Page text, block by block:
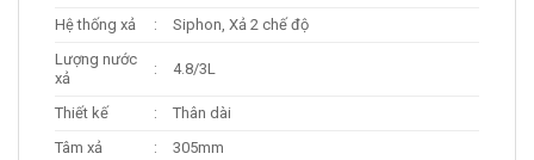
Hệ thống xả
:
Siphon, Xả 2 chế độ
Lượng nước
xả
: 4.8/3L
Thiết kế :
Thân dài
Tâm xả
:
305mm